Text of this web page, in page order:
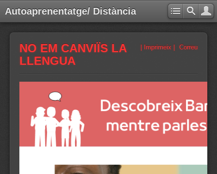
Autoaprenentatge/ Distància
Correu
| Imprimeix |
NO EM CANVIÏS LA
LLENGUA